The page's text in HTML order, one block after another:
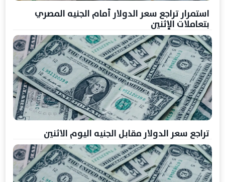
استمرار تراجع سعر الدولار أمام الجنيه المصري
بتعاملات الإثنين
تراجع سعر الدولار مقابل الجنيه اليوم الاثنين